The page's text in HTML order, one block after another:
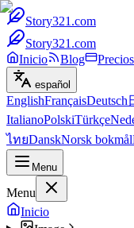
Story321.com
Story321.com
Inicio
Blog Precios
español
EnglishFrançaisDeutsch
ItalianoPolskiTürkçe
ไทยDanskNorsk bokmål
Menu
Menu
Inicio